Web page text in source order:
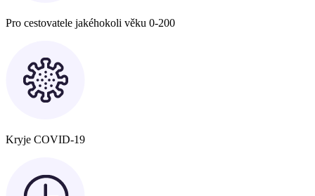
Pro cestovatele jakéhokoli věku 0-200
Kryje COVID-19